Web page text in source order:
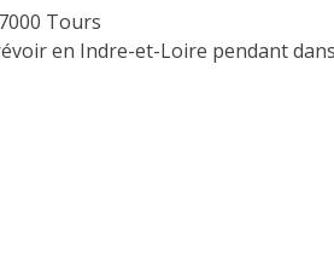
Tours
en Indre-et-Loire pendant